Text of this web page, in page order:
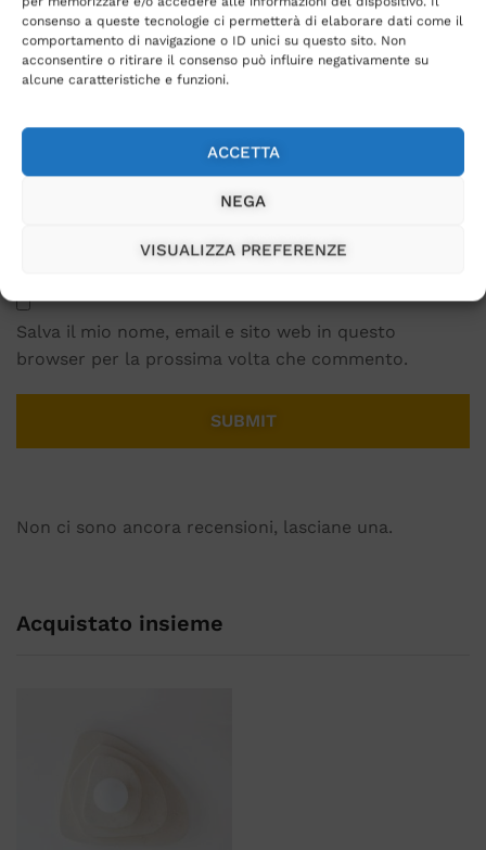
consenso a queste tecnologie ci permetterà di elaborare dati come il
comportamento di navigazione o ID unici su questo sito. Non
acconsentire o ritirare il consenso può influire negativamente su
alcune caratteristiche e funzioni.
ACCETTA
NEGA
VISUALIZZA PREFERENZE
Name*
Salva il mio nome, email e sito web in questo
browser per la prossima volta che commento.
Non ci sono ancora recensioni, lasciane una.
Acquistato insieme